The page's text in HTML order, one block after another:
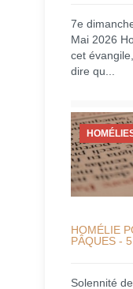
7e
Mai 2026
cet
dire qu...
HOMÉLIE
PÂQUES -
Solennité